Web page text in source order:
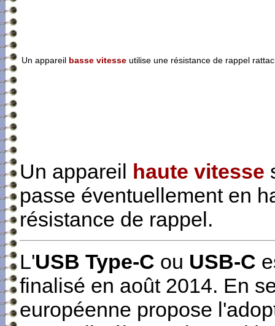
Un appareil basse vitesseutilise une résistance de rappel
Un appareil haute vitesse
passe éventuellement en
résistance de rappel.
L'USB Type-C ou USB-C
finalisé en août 2014. En
européenne propose